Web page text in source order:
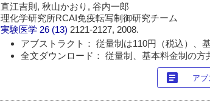
直江吉則, 秋山かおり, 谷内一郎
理化学研究所RCAI免疫転写制御研究チーム
実験医学 26 (13) 2121-2127, 2008.
アブストラクト： 従量制は110円（税込）、
全文ダウンロード： 従量制、基本料金制の方
article ア